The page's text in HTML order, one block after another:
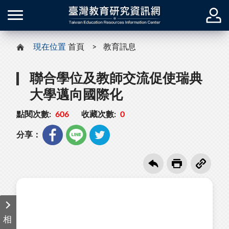
現在位置 首頁 教育訊息
聯合學位及教師交流促使瑞典
大學邁向國際化
點閱次數: 606 收藏次數: 0
分享：
相